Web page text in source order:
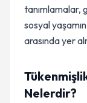
tanımlamalar,
sosyal
arasında yer
Nelerdir?